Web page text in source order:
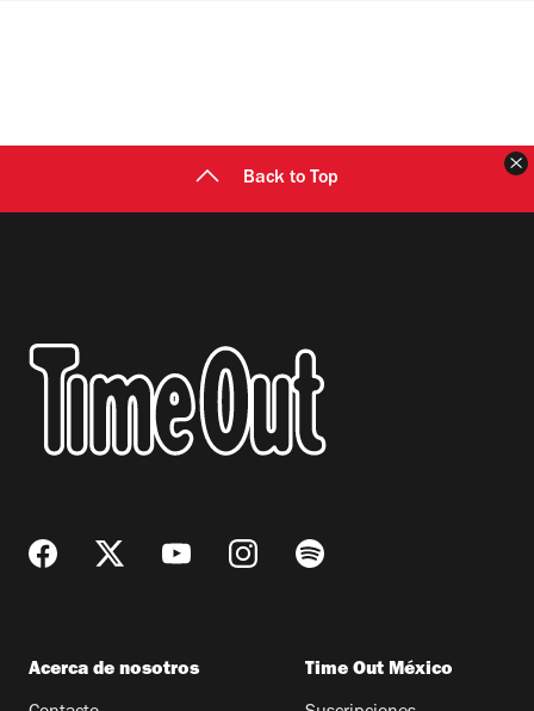
Back to Top
Acerca de nosotros Time Out México